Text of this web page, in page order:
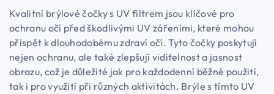
Kvalitní brýlové čočky s UV filtrem jsou klíčové pro
ochranu očí před škodlivými UV zářeními, které mohou
přispět k dlouhodobému zdraví očí. Tyto čočky poskytují
nejen ochranu, ale také zlepšují viditelnost a jasnost
obrazu, což je důležité jak pro každodenní běžné použití,
tak i pro využití při různých aktivitách. Brýle s tímto UV